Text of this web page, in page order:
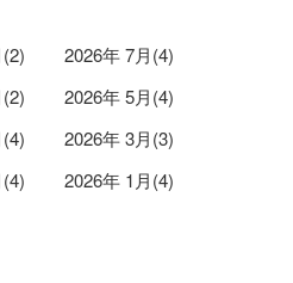
2026年 7月(4)
2026年 5月(4)
2026年 3月(3)
2026年 1月(4)